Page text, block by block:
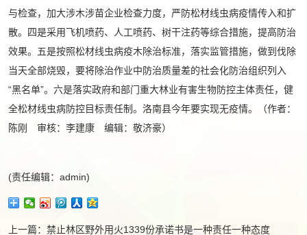
与检查，加大涉木涉苗企业检查力度，严防松材线虫病疫情传入和扩
散。四是采用飞机喷药、人工喷药、树干注药等综合措施，提高防治
效果。五是按照松材线虫病疫木除治标准，落实监管措施，做到伐除
当天全部烧毁，要将除治作业中防治质量差的社会化防治组织列入
“黑名单”。六是落实政府和部门重大林业有害生物防控主体责任，健
全松材线虫病防控目标责任制。洛南县今年要实现无疫情。（作者：
陈刚 审核：李建康 编辑：敬济豪）
(责任编辑：admin)
上一篇： 禁止林区野外用火1339份承诺书是一种责任一种态度